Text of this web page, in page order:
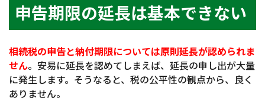
申告期限の延長は基本できない
相続税の申告と納付期限については原則延長が認められま
せん。安易に延長を認めてしまえば、延長の申し出が大量
に発生します。そうなると、税の公平性の観点から、良く
ありません。